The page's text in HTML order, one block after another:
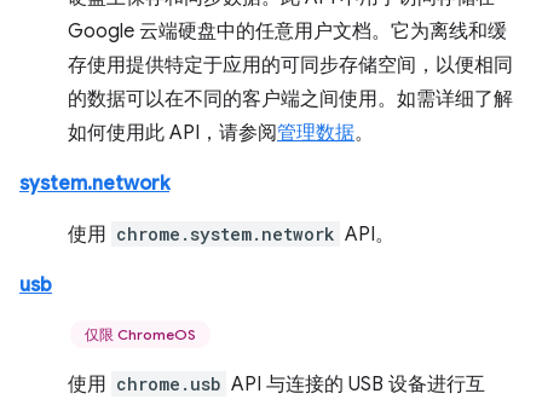
Google 云端硬盘中的任意用户文档。它为离线和缓
存使用提供特定于应用的可同步存储空间，以便相同
的数据可以在不同的客户端之间使用。如需详细了解
如何使用此 API，请参阅管理数据。
system.network
使用 chrome.system.network API。
usb
仅限 ChromeOS
使用 chrome.usb API 与连接的 USB 设备进行互